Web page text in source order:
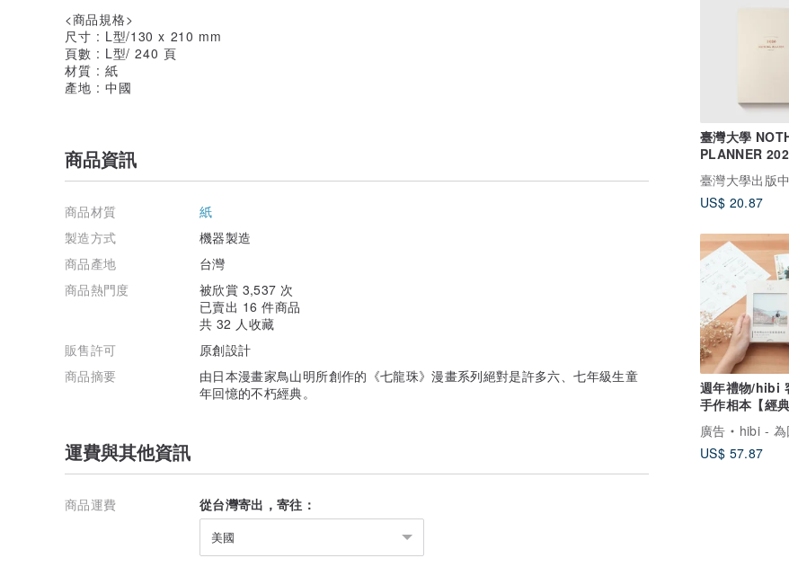
臺灣大學
PLANNER
Original
US$ 20.87
週年禮物/hibi
手作相本【經
念禮物 生日禮
廣告
hibi - 為回憶
US$ 57.87
<商品規格>
尺寸 : L型/130 x 210 mm
頁數 : L型/ 240 頁
材質 : 紙
產地 : 中國
商品資訊
商品材質
紙
製造方式
機器製造
商品產地
台灣
商品熱門度
被欣賞 3,537 次
已賣出 16 件商品
共 32 人收藏
販售許可
原創設計
商品摘要
由日本漫畫家鳥山明所創作的《七龍珠》漫畫系列絕對是許多六、七年級生童
年回憶的不朽經典。
運費與其他資訊
商品運費 從台灣寄出，寄往：
美國